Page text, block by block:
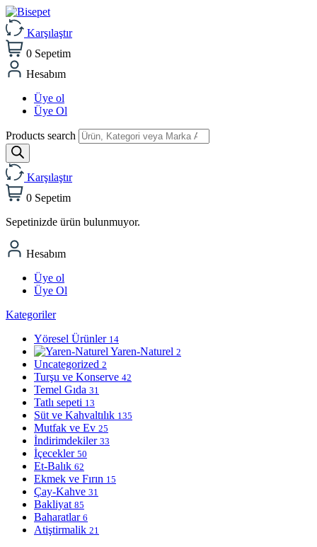
Karşılaştır
0 Sepetim
Hesabım
Üye ol
Üye Ol
Products search
Karşılaştır
0 Sepetim
Sepetinizde ürün bulunmuyor.
Hesabım
Üye ol
Üye Ol
Kategoriler
Yöresel Ürünler 14
Yaren-Naturel 2
Uncategorized 2
Turşu ve Konserve 42
Temel Gıda 31
Tatlı sepeti 13
Süt ve Kahvaltılık 135
Mutfak ve Ev 25
İndirimdekiler 33
İçecekler 50
Et-Balık 62
Ekmek ve Fırın 15
Çay-Kahve 31
Bakliyat 85
Baharatlar 6
Atiştirmalik 21